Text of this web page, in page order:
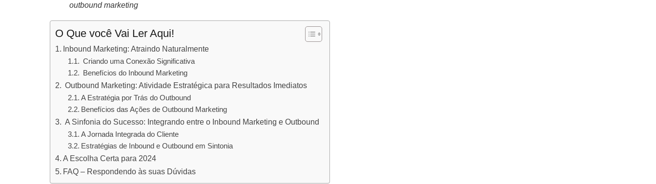
outbound marketing
O Que você Vai Ler Aqui!
Inbound Marketing: Atraindo Naturalmente
Criando uma Conexão Significativa
Benefícios do Inbound Marketing
Outbound Marketing: Atividade Estratégica para Resultados Imediatos
A Estratégia por Trás do Outbound
Benefícios das Ações de Outbound Marketing
A Sinfonia do Sucesso: Integrando entre o Inbound Marketing e Outbound
A Jornada Integrada do Cliente
Estratégias de Inbound e Outbound em Sintonia
A Escolha Certa para 2024
FAQ – Respondendo às suas Dúvidas